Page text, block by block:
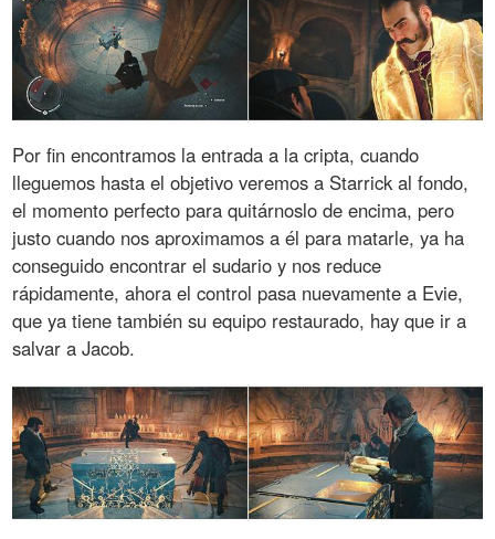
Por fin encontramos la entrada a la cripta, cuando
lleguemos hasta el objetivo veremos a Starrick al fondo,
el momento perfecto para quitárnoslo de encima, pero
justo cuando nos aproximamos a él para matarle, ya ha
conseguido encontrar el sudario y nos reduce
rápidamente, ahora el control pasa nuevamente a Evie,
que ya tiene también su equipo restaurado, hay que ir a
salvar a Jacob.